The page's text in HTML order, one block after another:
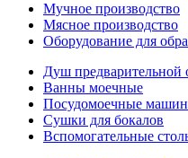
Мучное производство
Мясное производство
Оборудование для
Душ предварительной
Ванны моечные
Посудомоечные
Сушки для бокалов
Вспомогательные